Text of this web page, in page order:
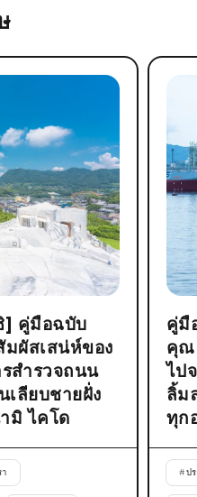
] คู่มือฉบับ
ผัสเสน่ห์ของ
สำรวจถนน
เลียบชายฝั่ง
มิ ไคโด
า
คู่มื
คุณ
ไป
ลิ้ม
ทุก
#ป